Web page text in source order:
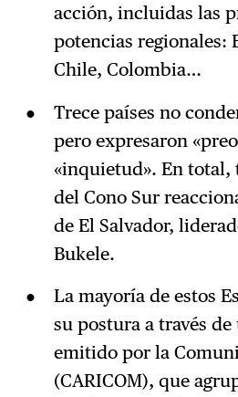
acción, incluidas las
potencias regionales:
Chile, Colombia…
Trece países no
pero expresaron
«inquietud». En total,
del Cono Sur
de El Salvador,
Bukele.
La mayoría de estos
su postura a través
emitido por la
(CARICOM), que